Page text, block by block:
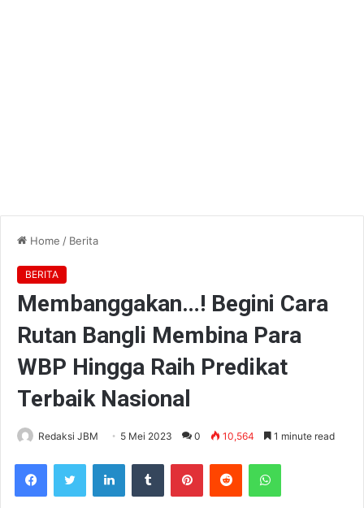
Home / Berita
BERITA
Membanggakan…! Begini Cara
Rutan Bangli Membina Para
WBP Hingga Raih Predikat
Terbaik Nasional
Redaksi JBM 5 Mei 2023 0 10,564 1 minute read